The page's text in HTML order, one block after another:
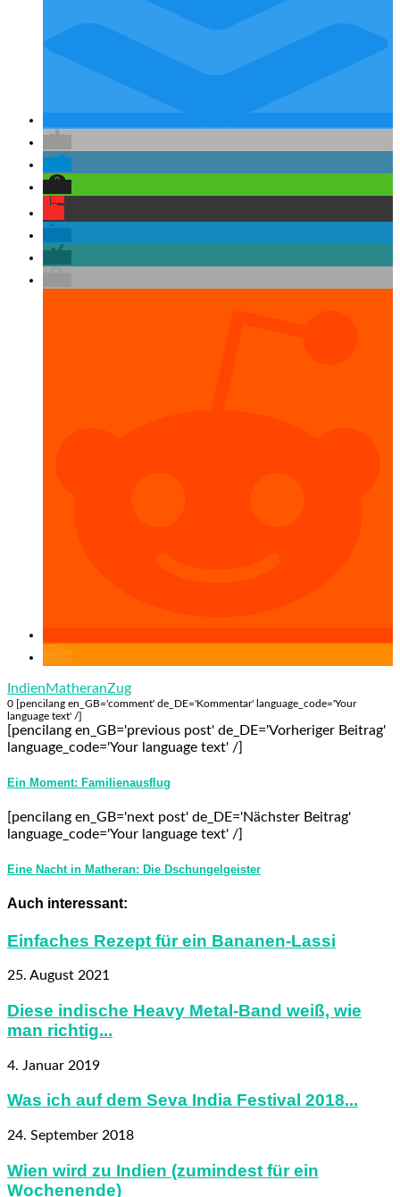
IndienMatheranZug
0 [pencilang en_GB='comment' de_DE='Kommentar' language_code='Your
language text' /]
[pencilang en_GB='previous post' de_DE='Vorheriger Beitrag'
language_code='Your language text' /]
Ein Moment: Familienausflug
[pencilang en_GB='next post' de_DE='Nächster Beitrag'
language_code='Your language text' /]
Eine Nacht in Matheran: Die Dschungelgeister
Auch interessant:
Einfaches Rezept für ein Bananen-Lassi
25. August 2021
Diese indische Heavy Metal-Band weiß, wie
man richtig...
4. Januar 2019
Was ich auf dem Seva India Festival 2018...
24. September 2018
Wien wird zu Indien (zumindest für ein
Wochenende)